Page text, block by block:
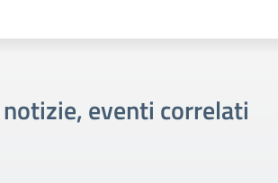
eventi correlati